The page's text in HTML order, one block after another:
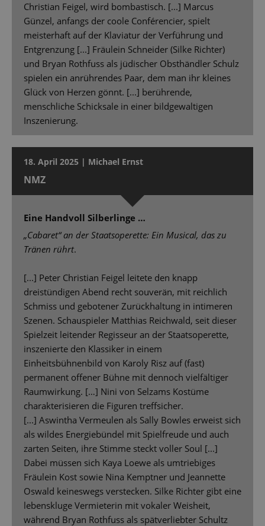
Christian Feigel, wird bombastisch. [...] Marcus
Günzel, anfangs der coole Conférencier, spielt
meisterhaft auf der Klaviatur der Verführung und
Entgrenzung [...] Fräulein Schneider (Silke Richter)
und Bryan Rothfuss als jüdischer Obsthändler Schulz
spielen ein anrührendes Paar, dem man ihr kleines
Glück von Herzen gönnt. [...] berührende,
menschliche Schicksale in einer bildgewaltigen
Inszenierung.
18. April 2025 | Michael Ernst
NMZ
Eine Handvoll Silberlinge …
„Cabaret“ an der Staatsoperette: Ein Musical, das zu
Tränen rührt.
[...] Peter Christian Feigel leitete den knapp
dreistündigen Abend recht souverän, mit reichlich
Schmiss und gebotener Zurückhaltung in intimeren
Szenen. Schauspieler Matthias Reichwald, seit dieser
Spielzeit leitender Regisseur an der Staatsoperette,
inszenierte den Klassiker in einem
Einheitsbühnenbild von Karoly Risz auf (fast)
permanent offener Bühne mit dennoch vielfältiger
Raumwirkung. […] Nini von Selzams Kostüme
charakterisieren die Figuren treffsicher.
[...] Aswintha Vermeulen als Sally Bowles erweist sich
als wildes Energiebündel mit Spielfreude und auch
zarten Seiten, ihre Stimme steckt voller Soul [...]
Dabei müssen sich Kaya Loewe als umtriebiges
Fräulein Kost sowie Nina Kemptner und Jeannette
Oswald keineswegs verstecken. Silke Richter gibt eine
lebenskluge Vermieterin mit vokaler Weisheit,
während Bryan Rothfuss als spätverliebter Schultz